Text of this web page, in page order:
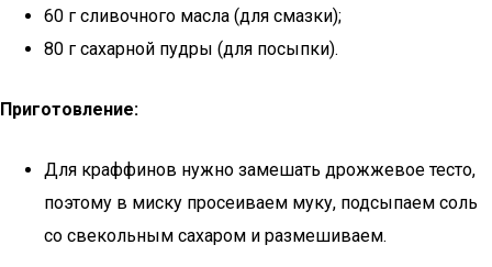
60 г сливочного масла (для смазки);
80 г сахарной пудры (для посыпки).
Приготовление:
Для краффинов нужно замешать дрожжевое тесто,
поэтому в миску просеиваем муку, подсыпаем соль
со свекольным сахаром и размешиваем.